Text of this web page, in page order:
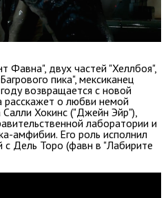
Фавна", двух частей "Хеллбоя",
пика", мексиканец
возвращается с новой
о любви немой
Хокинс ("Джейн Эйр"),
лаборатории и
амфибии. Его роль исполнил
Дель Торо (фавн в "Лабирите